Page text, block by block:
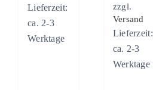
Lieferzeit:
ca. 2-3
Werktage
zzgl.
Versand
Lieferzeit:
ca. 2-3
Werktage